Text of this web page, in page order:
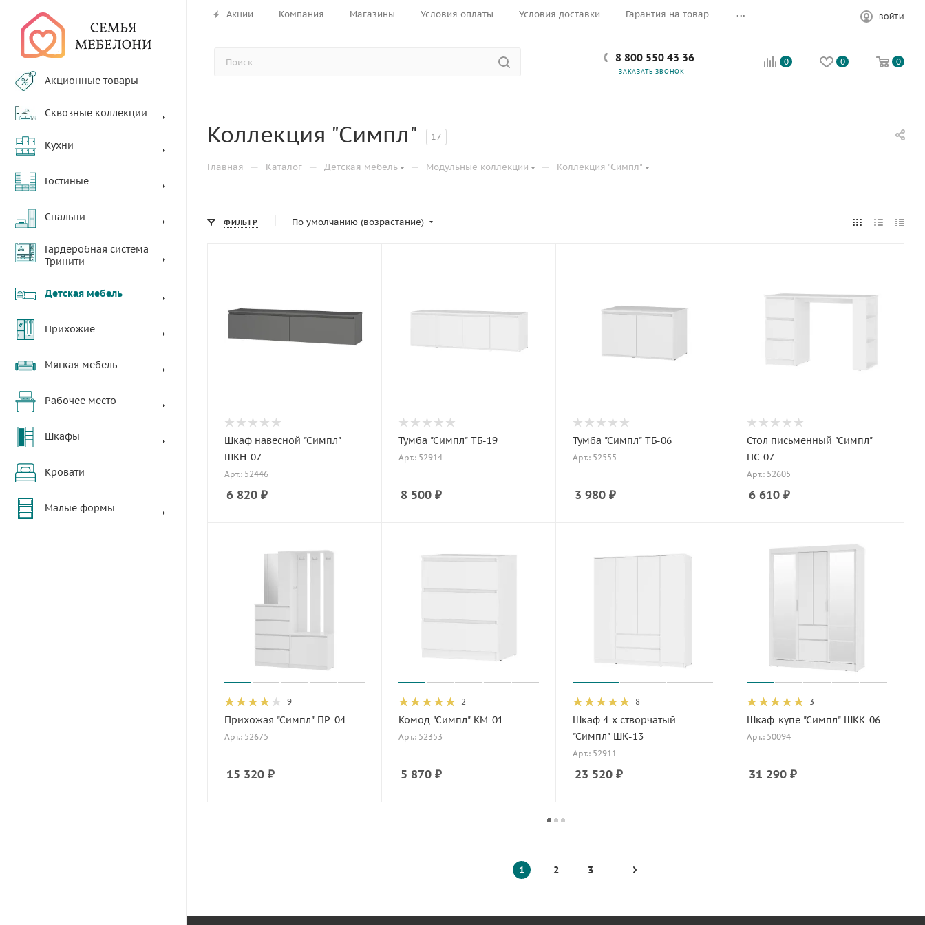
Акции Компания Магазины Условия оплаты Условия доставки Гарантия на товар ... ВОЙТИ
8 800 550 43 36
ЗАКАЗАТЬ ЗВОНОК
0 0 0
Акционные товары
Сквозные коллекции
Кухни
Гостиные
Спальни
Гардеробная система
Тринити
Детская мебель
Прихожие
Мягкая мебель
Рабочее место
Шкафы
Кровати
Малые формы
Коллекция "Симпл" 17
Главная — Каталог — Детская мебель — Модульные коллекции — Коллекция "Симпл"
ФИЛЬТР По умолчанию (возрастание)
Шкаф навесной "Симпл"
ШКН-07
Арт.: 52446
6 820 ₽
Тумба "Симпл" ТБ-19
Арт.: 52914
8 500 ₽
Тумба "Симпл" ТБ-06
Арт.: 52555
3 980 ₽
Стол письменный "Симпл"
ПС-07
Арт.: 52605
6 610 ₽
9
Прихожая "Симпл" ПР-04
Арт.: 52675
15 320 ₽
2
Комод "Симпл" КМ-01
Арт.: 52353
5 870 ₽
8
Шкаф 4-х створчатый
"Симпл" ШК-13
Арт.: 52911
23 520 ₽
3
Шкаф-купе "Симпл" ШКК-06
Арт.: 50094
31 290 ₽
1 2 3